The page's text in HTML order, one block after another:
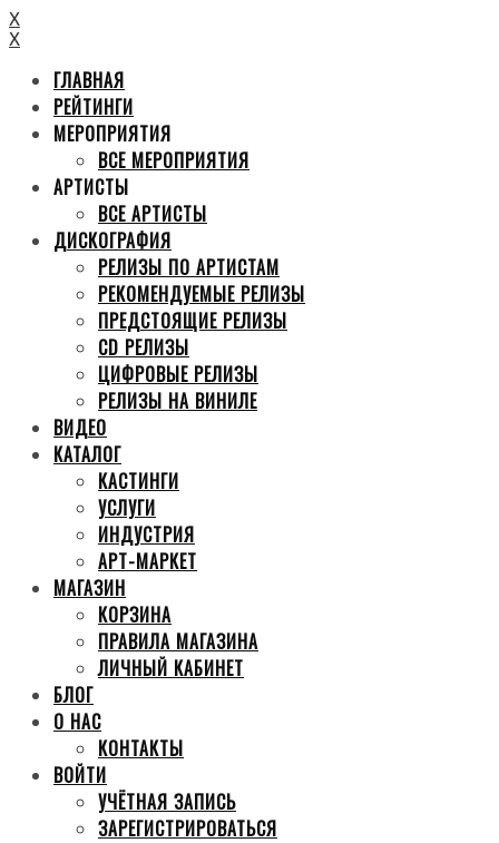
X
X
ГЛАВНАЯ
РЕЙТИНГИ
МЕРОПРИЯТИЯ
ВСЕ МЕРОПРИЯТИЯ
АРТИСТЫ
ВСЕ АРТИСТЫ
ДИСКОГРАФИЯ
РЕЛИЗЫ ПО АРТИСТАМ
РЕКОМЕНДУЕМЫЕ РЕЛИЗЫ
ПРЕДСТОЯЩИЕ РЕЛИЗЫ
CD РЕЛИЗЫ
ЦИФРОВЫЕ РЕЛИЗЫ
РЕЛИЗЫ НА ВИНИЛЕ
ВИДЕО
КАТАЛОГ
КАСТИНГИ
УСЛУГИ
ИНДУСТРИЯ
АРТ-МАРКЕТ
МАГАЗИН
КОРЗИНА
ПРАВИЛА МАГАЗИНА
ЛИЧНЫЙ КАБИНЕТ
БЛОГ
О НАС
КОНТАКТЫ
ВОЙТИ
УЧЁТНАЯ ЗАПИСЬ
ЗАРЕГИСТРИРОВАТЬСЯ